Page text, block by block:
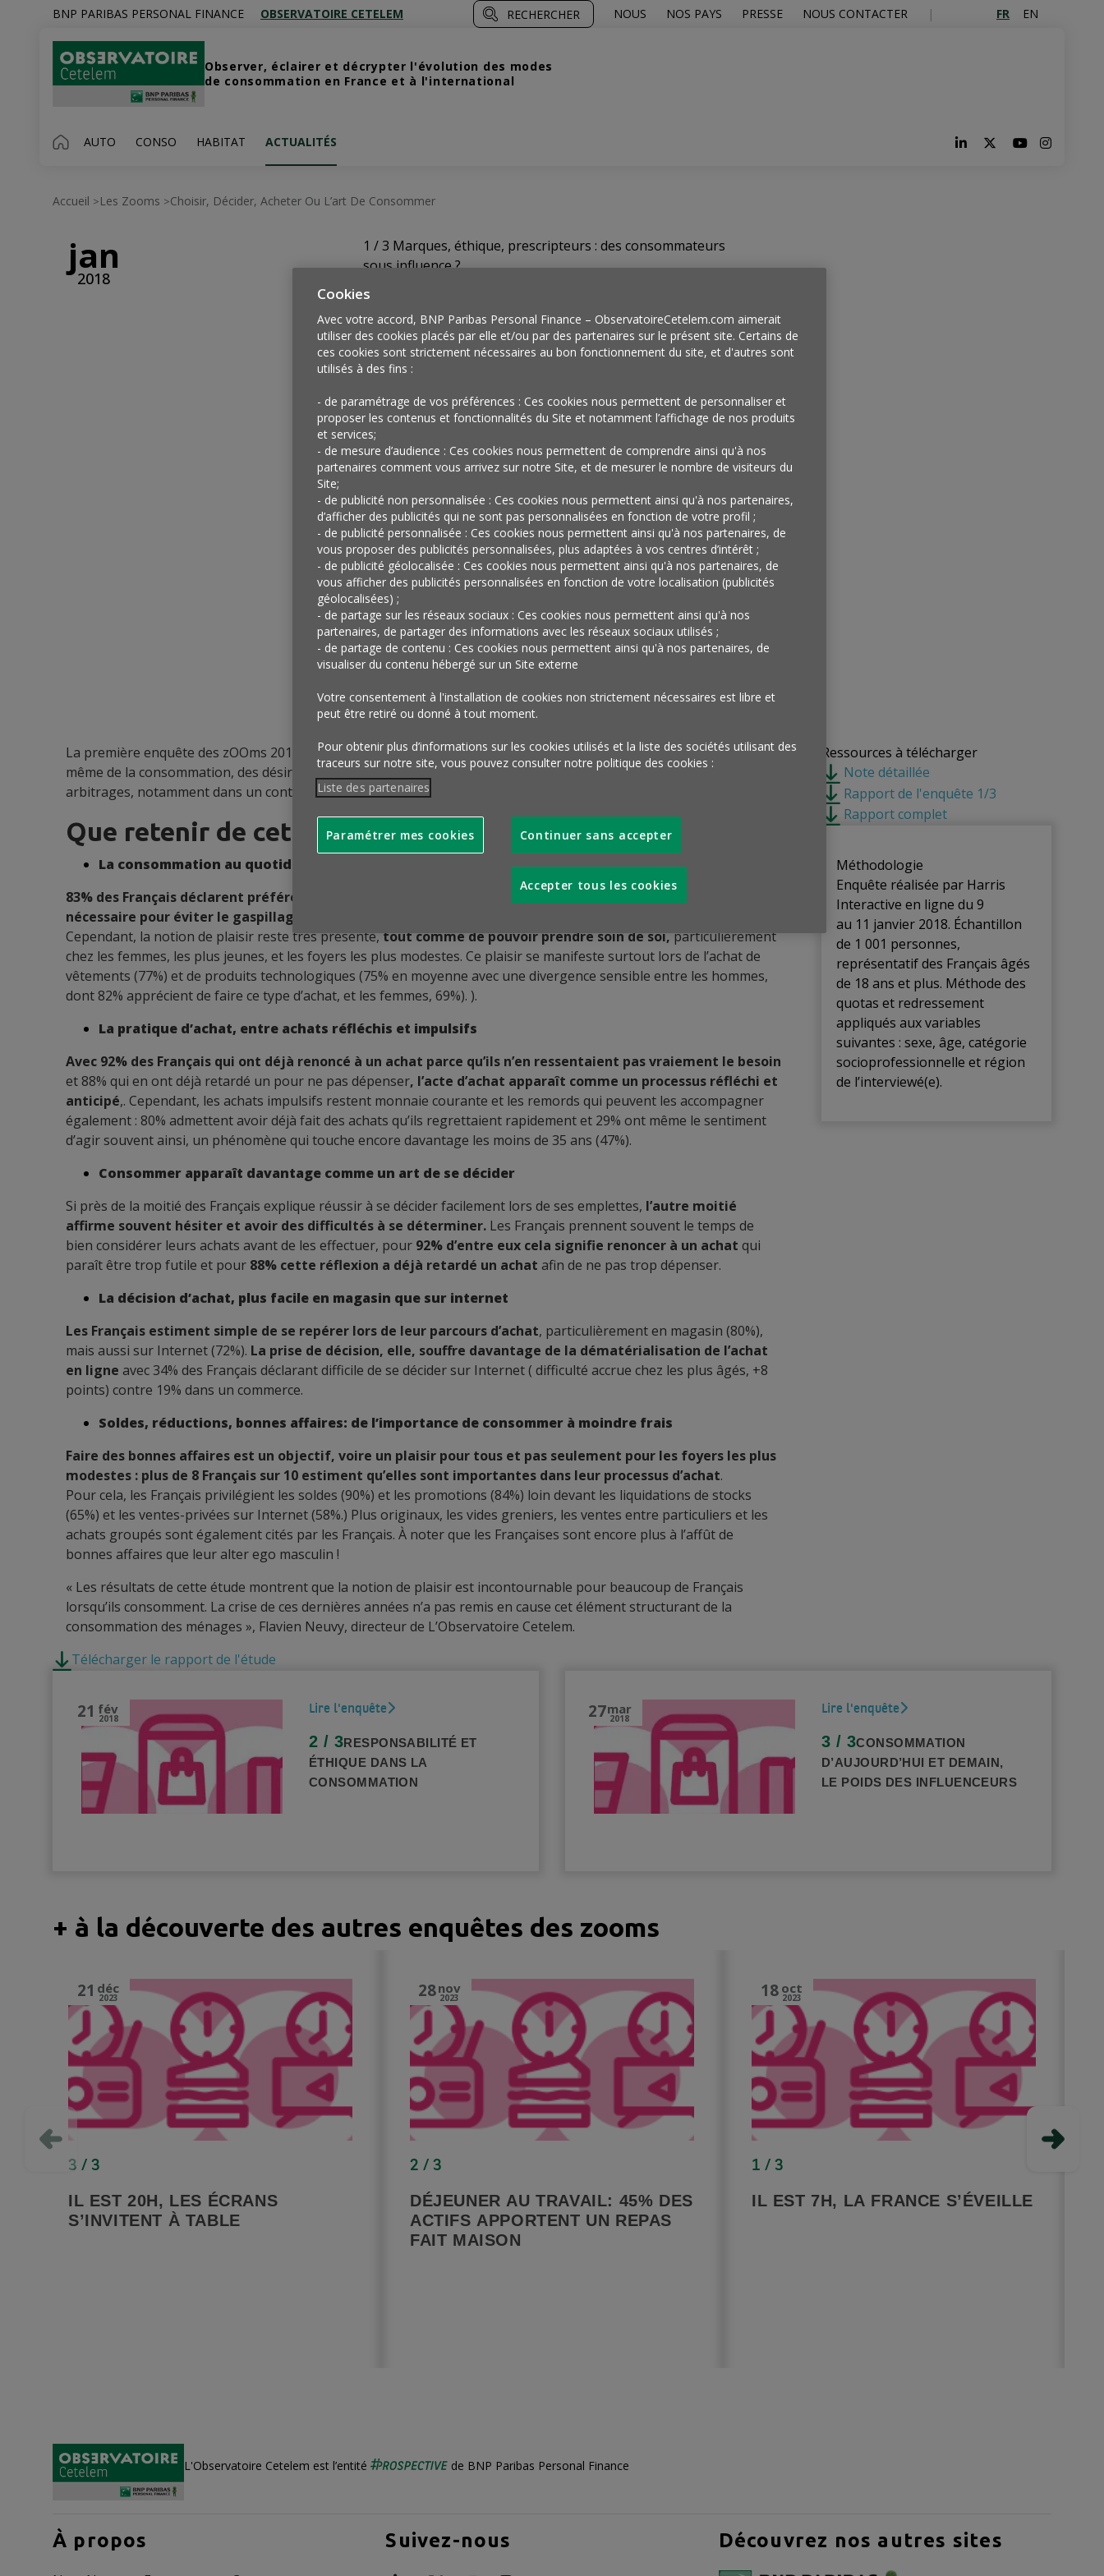
BNP PARIBAS PERSONAL FINANCE OBSERVATOIRE CETELEM RECHERCHER NOUS NOS PAYS PRESSE NOUS CONTACTER FR EN
Observer, éclairer et décrypter l'évolution des modes
de consommation en France et à l'international
AUTO CONSO HABITAT ACTUALITÉS
Accueil >Les Zooms >Choisir, Décider, Acheter Ou L’art De Consommer
1 / 3 Marques, éthique, prescripteurs : des consommateurs
sous influence ?
Choisir,
décider,
acheter ou
l’art de
consommer
jan
2018
La première enquête des zOOms 2018 porte surla consommation et les achats et explore la question de l’acte
même de la consommation, des désirs et réflexions qui la sous-tendent, de la capacité à faire des choix et des
arbitrages, notamment dans un contexte de digitalisation du parcours d’achat.
Que retenir de cette enquête ?
La consommation au quotidien, un plaisir « responsable »
83% des Français déclarent préférer consommer moins mais mieux tandis que 71% n’achèteraient que le
nécessaire pour éviter le gaspillage et tenir leur budget
Cependant, la notion de plaisir reste très présente,tout comme de pouvoir prendre soin de soi,particulièrement
chez les femmes, les plus jeunes, et les foyers les plus modestes. Ce plaisir se manifeste surtout lors de l’achat de
vêtements (77%) et de produits technologiques (75% en moyenne avec une divergence sensible entre les hommes,
dont 82% apprécient de faire ce type d’achat, et les femmes, 69%). ).
La pratique d’achat, entre achats réfléchis et impulsifs
Avec 92% des Français qui ont déjà renoncé à un achat parce qu’ils n’en ressentaient pas vraiement le besoin
et 88% qui en ont déjà retardé un pour ne pas dépenser, l’acte d’achat apparaît comme un processus réfléchi et
anticipé,. Cependant, les achats impulsifs restent monnaie courante et les remords qui peuvent les accompagner
également : 80% admettent avoir déjà fait des achats qu’ils regrettaient rapidement et 29% ont même le sentiment
d’agir souvent ainsi, un phénomène qui touche encore davantage les moins de 35 ans (47%).
Consommer apparaît davantage comme un art de se décider
Si près de la moitié des Français explique réussir à se décider facilement lors de ses emplettes, l’autre moitié
affirme souvent hésiter et avoir des difficultés à se déterminer. Les Français prennent souvent le temps de
bien considérer leurs achats avant de les effectuer, pour 92% d’entre eux cela signifie renoncer à un achat qui
paraît être trop futile et pour 88% cette réflexion a déjà retardé un achat afin de ne pas trop dépenser.
La décision d’achat, plus facile en magasin que sur internet
Les Français estiment simple de se repérer lors de leur parcours d’achat, particulièrement en magasin (80%),
mais aussi sur Internet (72%). La prise de décision, elle, souffre davantage de la dématérialisation de l’achat
en ligne avec 34% des Français déclarant difficile de se décider sur Internet ( difficulté accrue chez les plus âgés, +8
points) contre 19% dans un commerce.
Soldes, réductions, bonnes affaires: de l’importance de consommer à moindre frais
Faire des bonnes affaires est un objectif, voire un plaisir pour tous et pas seulement pour les foyers les plus
modestes : plus de 8 Français sur 10 estiment qu’elles sont importantes dans leur processus d’achat.
Pour cela, les Français privilégient les soldes (90%) et les promotions (84%) loin devant les liquidations de stocks
(65%) et les ventes-privées sur Internet (58%.) Plus originaux, les vides greniers, les ventes entre particuliers et les
achats groupés sont également cités par les Français. À noter que les Françaises sont encore plus à l’affût de
bonnes affaires que leur alter ego masculin !
« Les résultats de cette étude montrent que la notion de plaisir est incontournable pour beaucoup de Français
lorsqu’ils consomment. La crise de ces dernières années n’a pas remis en cause cet élément structurant de la
consommation des ménages », Flavien Neuvy, directeur de L’Observatoire Cetelem.
Télécharger le rapport de l'étude
Ressources à télécharger
Note détaillée
Rapport de l'enquête 1/3
Rapport complet
Méthodologie
Enquête réalisée par Harris
Interactive en ligne du 9
au 11 janvier 2018. Échantillon
de 1 001 personnes,
représentatif des Français âgés
de 18 ans et plus. Méthode des
quotas et redressement
appliqués aux variables
suivantes : sexe, âge, catégorie
socioprofessionnelle et région
de l’interviewé(e).
21 fév
2018
Lire l'enquête
2 / 3RESPONSABILITÉ ET
ÉTHIQUE DANS LA
CONSOMMATION
27mar
2018
Lire l'enquête
3 / 3CONSOMMATION
D’AUJOURD’HUI ET DEMAIN,
LE POIDS DES INFLUENCEURS
+ à la découverte des autres enquêtes des zooms
21 déc
2023
3 / 3
IL EST 20H, LES ÉCRANS
S’INVITENT À TABLE
28nov
2023
2 / 3
DÉJEUNER AU TRAVAIL: 45% DES
ACTIFS APPORTENT UN REPAS
FAIT MAISON
18 oct
2023
1 / 3
IL EST 7H, LA FRANCE S’ÉVEILLE
L'Observatoire Cetelem est l’entité de BNP Paribas Personal Finance
À propos Suivez-nous Découvrez nos autres sites
Cookies
Avec votre accord, BNP Paribas Personal Finance – ObservatoireCetelem.com aimerait
utiliser des cookies placés par elle et/ou par des partenaires sur le présent site. Certains de
ces cookies sont strictement nécessaires au bon fonctionnement du site, et d'autres sont
utilisés à des fins :
- de paramétrage de vos préférences : Ces cookies nous permettent de personnaliser et
proposer les contenus et fonctionnalités du Site et notamment l’affichage de nos produits
et services;
- de mesure d’audience : Ces cookies nous permettent de comprendre ainsi qu'à nos
partenaires comment vous arrivez sur notre Site, et de mesurer le nombre de visiteurs du
Site;
- de publicité non personnalisée : Ces cookies nous permettent ainsi qu'à nos partenaires,
d’afficher des publicités qui ne sont pas personnalisées en fonction de votre profil ;
- de publicité personnalisée : Ces cookies nous permettent ainsi qu'à nos partenaires, de
vous proposer des publicités personnalisées, plus adaptées à vos centres d’intérêt ;
- de publicité géolocalisée : Ces cookies nous permettent ainsi qu'à nos partenaires, de
vous afficher des publicités personnalisées en fonction de votre localisation (publicités
géolocalisées) ;
- de partage sur les réseaux sociaux : Ces cookies nous permettent ainsi qu'à nos
partenaires, de partager des informations avec les réseaux sociaux utilisés ;
- de partage de contenu : Ces cookies nous permettent ainsi qu'à nos partenaires, de
visualiser du contenu hébergé sur un Site externe
Votre consentement à l'installation de cookies non strictement nécessaires est libre et
peut être retiré ou donné à tout moment.
Pour obtenir plus d’informations sur les cookies utilisés et la liste des sociétés utilisant des
traceurs sur notre site, vous pouvez consulter notre politique des cookies :
Liste des partenaires
Continuer sans accepter
Accepter tous les cookies
Paramétrer mes cookies